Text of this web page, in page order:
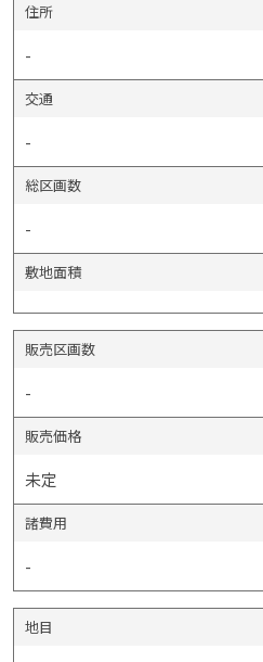
住所
-
交通
-
総区画数
-
敷地面積
販売区画数
-
販売価格
未定
諸費用
-
地目